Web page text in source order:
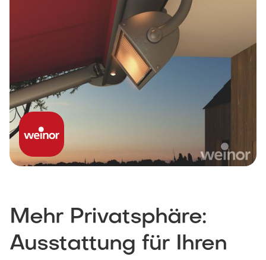
Mehr Privatsphäre:
Ausstattung für Ihren